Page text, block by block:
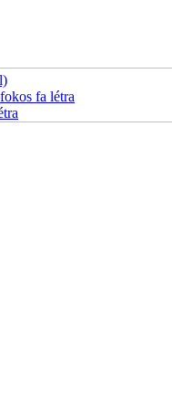
fa létra